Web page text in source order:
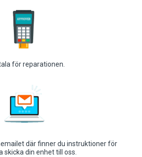
för reparationen.
där finner du instruktioner för
skicka din enhet till oss.